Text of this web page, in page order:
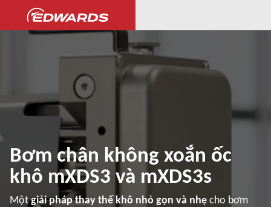
Bơm chân không xoắn ốc
khô mXDS3 và mXDS3s
Mộtgiải pháp thay thế khô nhỏ gọn và nhẹcho bơm